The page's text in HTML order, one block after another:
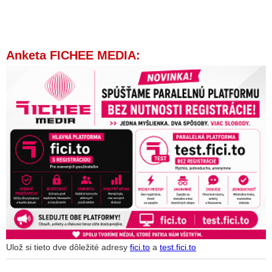
Anketa FICHEE MEDIA:
Ulož si tieto dve dôležité adresy fici.to a test.fici.to